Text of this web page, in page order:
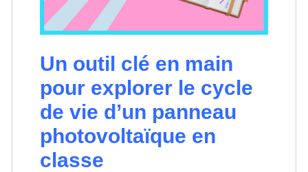
Un outil clé en main
pour explorer le cycle
de vie d’un panneau
photovoltaïque en
classe